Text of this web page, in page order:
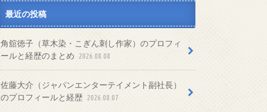
最近の投稿
角舘徳子（草木染・こぎん刺し作家）のプロフィ
ールと経歴のまとめ
2026.08.08
佐藤大介（ジャパンエンターテイメント副社長）
のプロフィールと経歴 2026.08.07